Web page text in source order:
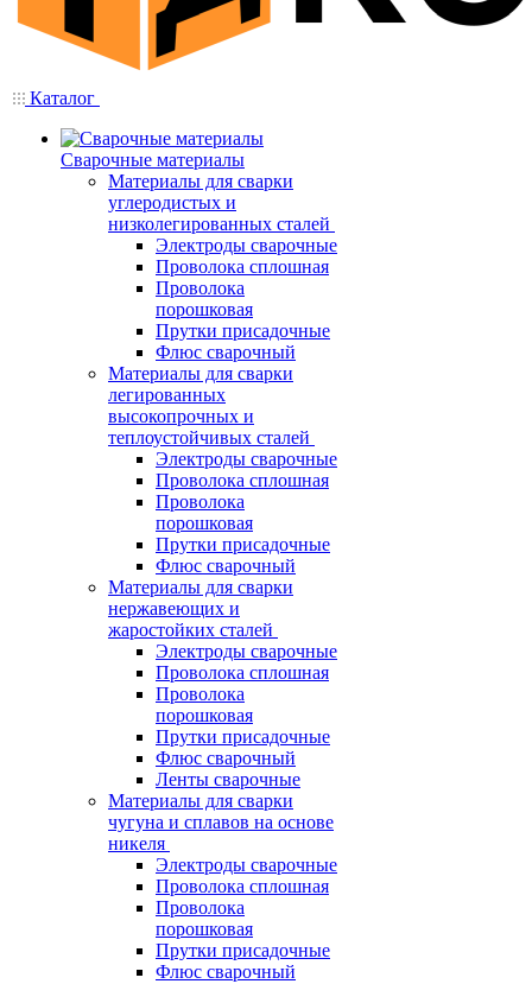
Каталог
Сварочные материалы
Материалы для сварки
углеродистых и
низколегированных сталей
Электроды сварочные
Проволока сплошная
Проволока
порошковая
Прутки присадочные
Флюс сварочный
Материалы для сварки
легированных
высокопрочных и
теплоустойчивых сталей
Электроды сварочные
Проволока сплошная
Проволока
порошковая
Прутки присадочные
Флюс сварочный
Материалы для сварки
нержавеющих и
жаростойких сталей
Электроды сварочные
Проволока сплошная
Проволока
порошковая
Прутки присадочные
Флюс сварочный
Ленты сварочные
Материалы для сварки
чугуна и сплавов на основе
никеля
Электроды сварочные
Проволока сплошная
Проволока
порошковая
Прутки присадочные
Флюс сварочный